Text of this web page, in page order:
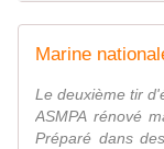
Le deuxième tir
ASMPA rénové
Préparé dans